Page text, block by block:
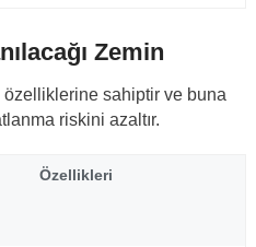
Zemin
özelliklerine sahiptir ve buna
riskini azaltır.
Özellikleri